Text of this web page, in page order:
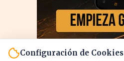
Configuración de Cookies